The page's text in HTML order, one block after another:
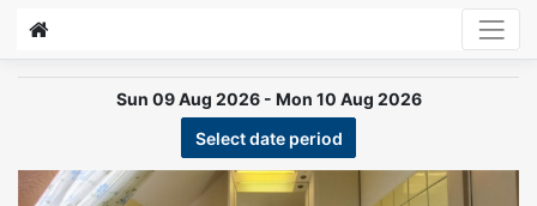
Sun 09 Aug 2026 - Mon 10 Aug 2026
Select date period